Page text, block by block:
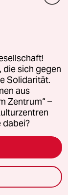
die sich gegen
Solidarität.
aus
Zentrum“ –
dabei?